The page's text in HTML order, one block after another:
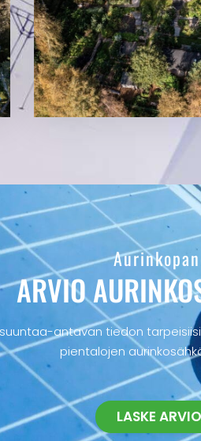
ARVIO
antavan tiedon
pientalojen
LASKE ARVIO